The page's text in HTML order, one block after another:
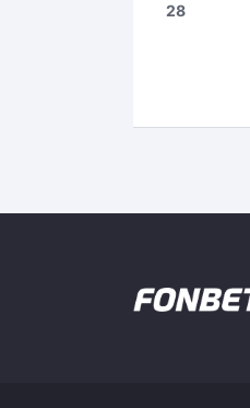
28